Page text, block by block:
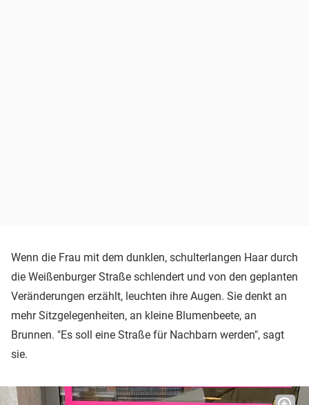
Wenn die Frau mit dem dunklen, schulterlangen Haar durch
die Weißenburger Straße schlendert und von den geplanten
Veränderungen erzählt, leuchten ihre Augen. Sie denkt an
mehr Sitzgelegenheiten, an kleine Blumenbeete, an
Brunnen. "Es soll eine Straße für Nachbarn werden", sagt
sie.